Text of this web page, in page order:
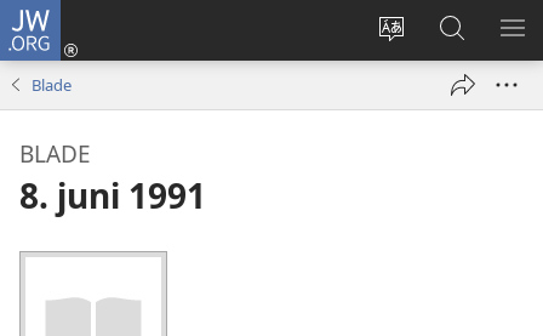
JW.ORG
Vælg
Log
på
Søg
på
JW.ORG
VIS
Blade
BLADE
8. juni 1991